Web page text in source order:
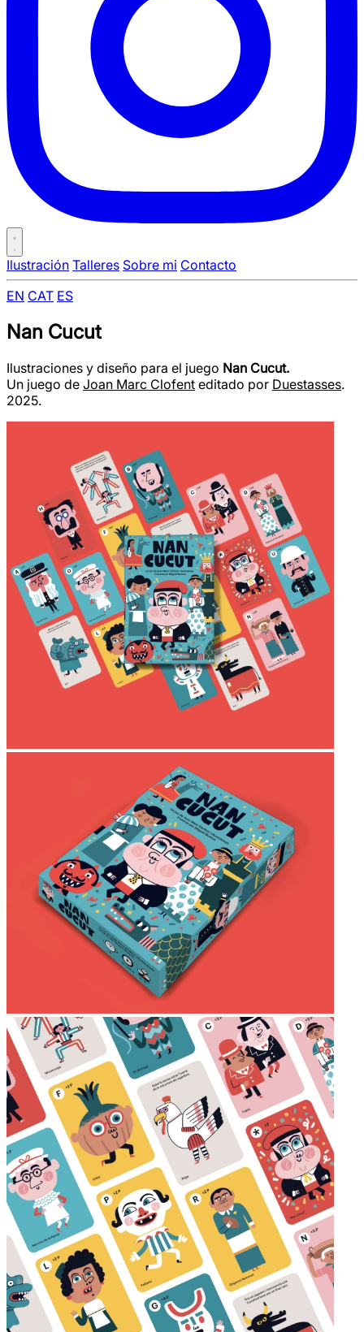
Ilustración Talleres Sobre mi Contacto
EN CAT ES
Nan Cucut
Ilustraciones y diseño para el juego Nan Cucut.
Un juego de Joan Marc Clofent editado por Duestasses.
2025.